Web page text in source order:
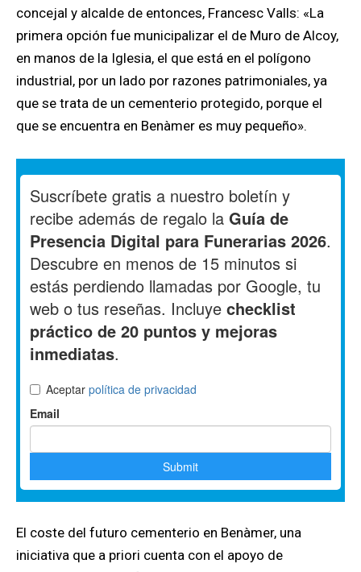
concejal y alcalde de entonces, Francesc Valls: «La
primera opción fue municipalizar el de Muro de Alcoy,
en manos de la Iglesia, el que está en el polígono
industrial, por un lado por razones patrimoniales, ya
que se trata de un cementerio protegido, porque el
que se encuentra en Benàmer es muy pequeño».
El coste del futuro cementerio en Benàmer, una
iniciativa que a priori cuenta con el apoyo de